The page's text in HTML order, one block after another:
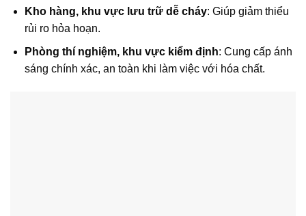
Kho hàng, khu vực lưu trữ dễ cháy: Giúp giảm thiểu
rủi ro hỏa hoạn.
Phòng thí nghiệm, khu vực kiểm định: Cung cấp ánh
sáng chính xác, an toàn khi làm việc với hóa chất.